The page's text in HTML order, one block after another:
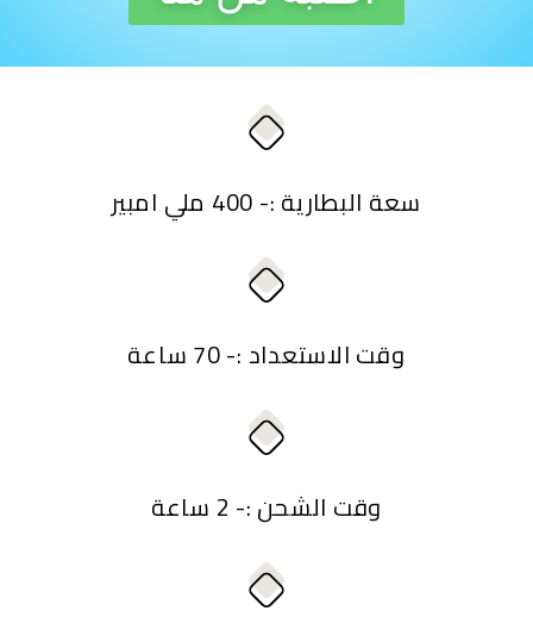
سعة البطارية :- 400 ملي امبير
وقت الاستعداد :- 70 ساعة
وقت الشحن :- 2 ساعة